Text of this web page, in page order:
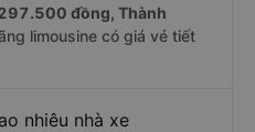
đồng, Thành
limousine có giá vé tiết
nhiêu nhà xe